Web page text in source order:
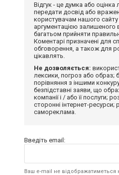
Відгук - це думка або
передати досвід або
користувачам нашого
аргументацією залишеного
багатьом прийняти
Коментарі призначені для
обговорення, а також для
цікавлять.
Не дозволяється:
лексики, погроз або образ;
порівняння з іншими
безпідставні заяви, що
компанії і / або її послуги;
сторонні інтернет-ресурси;
самореклама.
Введіть email:
Ваш e-mail не відображатиметься